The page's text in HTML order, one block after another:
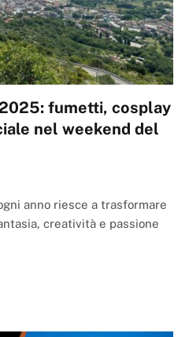
fumetti, cosplay
nel weekend del
anno riesce a trasformare
creatività e passione